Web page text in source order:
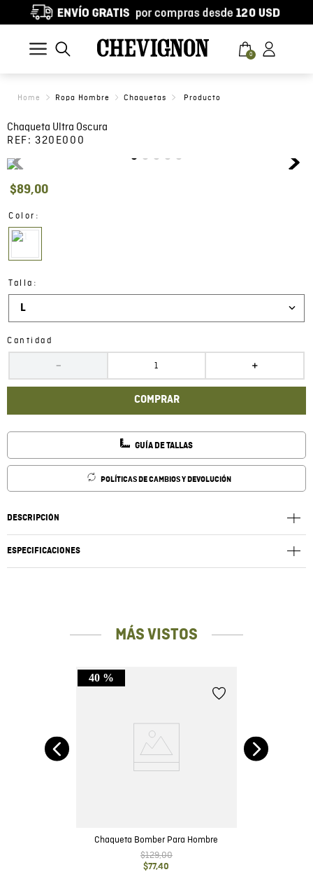
0
Ropa Hombre Chaquetas
Chaqueta Ultra Oscura
REF: 320E000
$89,00
Color :
Talla :
L
Cantidad
＋
－
COMPRAR
GUÍA DE TALLAS
POLÍTICAS DE CAMBIOS Y DEVOLUCIÓN
DESCRIPCIÓN
ESPECIFICACIONES
MÁS VISTOS
40 %
Chaqueta Bomber Para Hombre
$129,00
$77,40